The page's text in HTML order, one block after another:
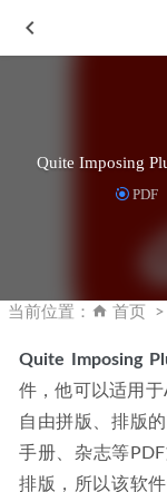
Quite Imposing
PDF
当前位置： 首页
Quite Imposing
件，他可以适用
自由拼版、排版
手册、杂志等
排版，所以该软
2026-08-05
2025-07-08
HitPaw Photo
2023-02-23
PlayerFab
Adobe